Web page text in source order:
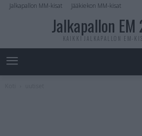
Jalkapallon MM-kisat Jääkiekon MM-kisat
Jalkapallon
KAIKKI JALKAPALLON EM-